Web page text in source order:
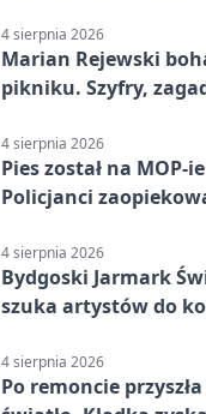
4 sierpnia 2026
Marian Rejewski
pikniku. Szyfry,
4 sierpnia 2026
Pies został na MOP-
Policjanci
4 sierpnia 2026
Bydgoski Jarmark
szuka artystów do
4 sierpnia 2026
Po remoncie